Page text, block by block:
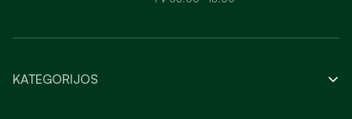
KATEGORIJOS